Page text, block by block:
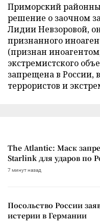
Приморский
решение о заочном
Лидии Невзоровой,
признанного
(признан
экстремистского
запрещена в России,
террористов и
The Atlantic: Маск
Starlink для ударов по
7 минут назад
Посольство России
истерии в Германии